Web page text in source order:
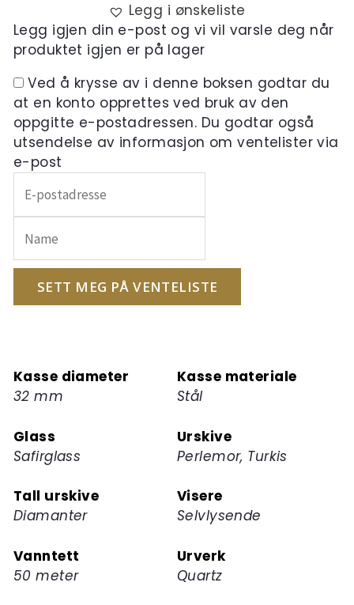
Legg i ønskeliste
Legg igjen din e-post og vi vil varsle deg når
produktet igjen er på lager
Ved å krysse av i denne boksen godtar du
at en konto opprettes ved bruk av den
oppgitte e-postadressen. Du godtar også
utsendelse av informasjon om ventelister via
e-post
inn
e-
postadressen
din
ventelisten
for
produktet
SETT MEG PÅ VENTELISTE
Kasse diameter
32 mm
Kasse materiale
Stål
Glass
Safirglass
Urskive
Perlemor, Turkis
Tall urskive
Diamanter
Visere
Selvlysende
Vanntett
50 meter
Urverk
Quartz